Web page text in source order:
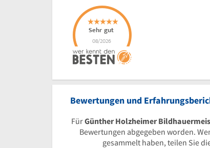
Bewertungen und
FürGünther Holzheimer
Bewertungen abgegeben worden.
gesammelt haben, teilen Sie